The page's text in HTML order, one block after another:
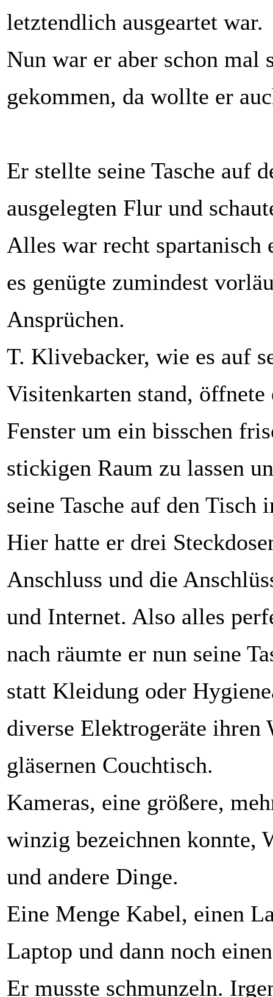
letztendlich ausgeartet war.
Nun war er aber schon mal
gekommen, da wollte er
Er stellte seine Tasche auf
ausgelegten Flur und
Alles war recht spartanisch
es genügte zumindest
Ansprüchen.
T. Klivebacker, wie es auf
Visitenkarten stand, öffnete
Fenster um ein bisschen
stickigen Raum zu lassen
seine Tasche auf den Tisch
Hier hatte er drei
Anschluss und die
und Internet. Also alles
nach räumte er nun seine
statt Kleidung oder
diverse Elektrogeräte ihren
gläsernen Couchtisch.
Kameras, eine größere,
winzig bezeichnen konnte,
und andere Dinge.
Eine Menge Kabel, einen
Laptop und dann noch
Er musste schmunzeln.